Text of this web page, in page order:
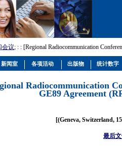
会议; : : [Regional Radiocommunication
Radiocommunication
GE89 Agreement
[(Geneva, Switzerland,
最后
新闻室 各项活动 出版物 统计数字